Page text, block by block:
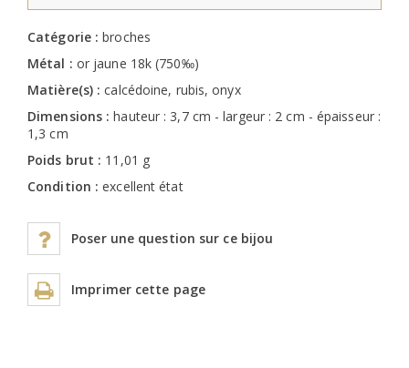
Catégorie :broches
Métal : or jaune 18k (750‰)
Matière(s) :calcédoine, rubis, onyx
Dimensions :hauteur : 3,7 cm - largeur : 2 cm - épaisseur :
1,3 cm
Poids brut : 11,01 g
Condition :excellent état
Poser une question sur ce bijou
Imprimer cette page